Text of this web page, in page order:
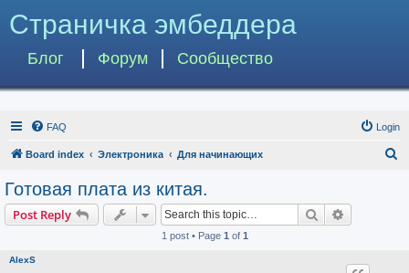
Страничка эмбеддера
Блог Форум Сообщество
FAQ Login
Board index Электроника Для начинающих
Готовая плата из китая.
Post Reply Search
1 post • Page 1 of 1
AlexS